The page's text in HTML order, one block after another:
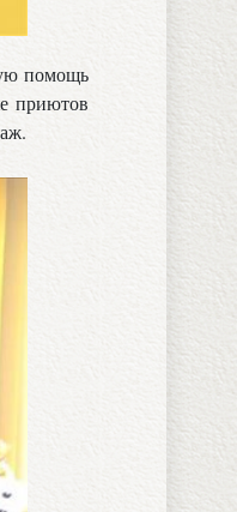
помощь
приютов